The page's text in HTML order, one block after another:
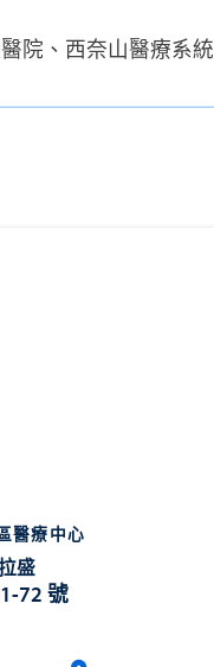
院、西奈山醫療系統
醫療中心
盛
72 號